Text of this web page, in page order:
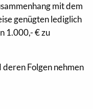
mit dem
genügten lediglich
1.000,- € zu
Folgen nehmen